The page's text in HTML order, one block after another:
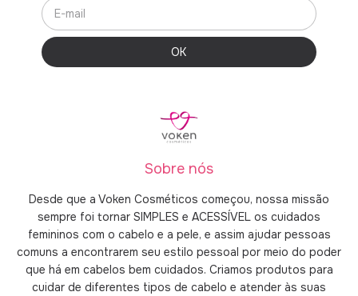
Sobre nós
Desde que a Voken Cosméticos começou, nossa missão
sempre foi tornar SIMPLES e ACESSÍVEL os cuidados
femininos com o cabelo e a pele, e assim ajudar pessoas
comuns a encontrarem seu estilo pessoal por meio do poder
que há em cabelos bem cuidados. Criamos produtos para
cuidar de diferentes tipos de cabelo e atender às suas